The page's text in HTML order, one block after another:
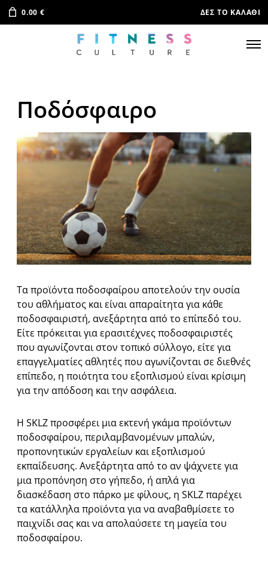
0.00 € ΔΕΣ ΤΟ ΚΑΛΆΘΙ
Ποδόσφαιρο
Τα προϊόντα ποδοσφαίρου αποτελούν την ουσία
του αθλήματος και είναι απαραίτητα για κάθε
ποδοσφαιριστή, ανεξάρτητα από το επίπεδό του.
Είτε πρόκειται για ερασιτέχνες ποδοσφαιριστές
που αγωνίζονται στον τοπικό σύλλογο, είτε για
επαγγελματίες αθλητές που αγωνίζονται σε διεθνές
επίπεδο, η ποιότητα του εξοπλισμού είναι κρίσιμη
για την απόδοση και την ασφάλεια.
Η SKLZ προσφέρει μια εκτενή γκάμα προϊόντων
ποδοσφαίρου, περιλαμβανομένων μπαλών,
προπονητικών εργαλείων και εξοπλισμού
εκπαίδευσης. Ανεξάρτητα από το αν ψάχνετε για
μια προπόνηση στο γήπεδο, ή απλά για
διασκέδαση στο πάρκο με φίλους, η SKLZ παρέχει
τα κατάλληλα προϊόντα για να αναβαθμίσετε το
παιχνίδι σας και να απολαύσετε τη μαγεία του
ποδοσφαίρου.